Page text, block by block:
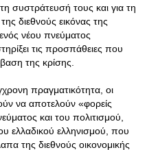
τη συστράτευσή τους και για τη
διεθνούς εικόνας της
νέου πνεύματος
τις προσπάθειες που
της κρίσης.
πραγματικότητα, οι
να αποτελούν «φορείς
και του πολιτισμού,
ελλαδικού ελληνισμού, που
της διεθνούς οικονομικής